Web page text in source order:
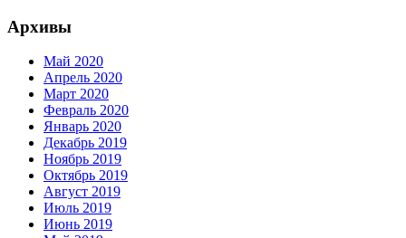
Архивы
Май 2020
Апрель 2020
Март 2020
Февраль 2020
Январь 2020
Декабрь 2019
Ноябрь 2019
Октябрь 2019
Август 2019
Июль 2019
Июнь 2019